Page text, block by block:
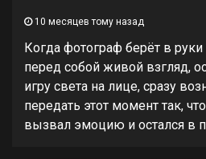
10 месяцев тому назад
Когда фотограф берёт в
перед собой живой взгляд,
игру света на лице, сразу
передать этот момент так,
вызвал эмоцию и остался в